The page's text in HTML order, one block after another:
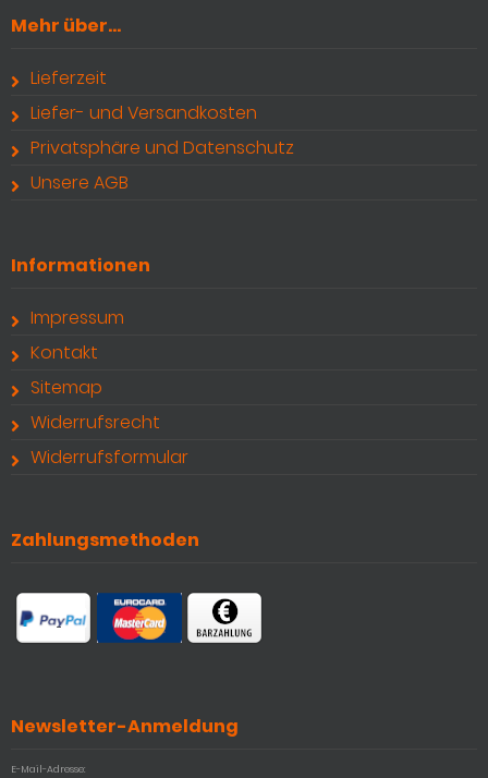
Mehr über...
Lieferzeit
Liefer- und Versandkosten
Privatsphäre und Datenschutz
Unsere AGB
Informationen
Impressum
Kontakt
Sitemap
Widerrufsrecht
Widerrufsformular
Zahlungsmethoden
Newsletter-Anmeldung
E-Mail-Adresse: